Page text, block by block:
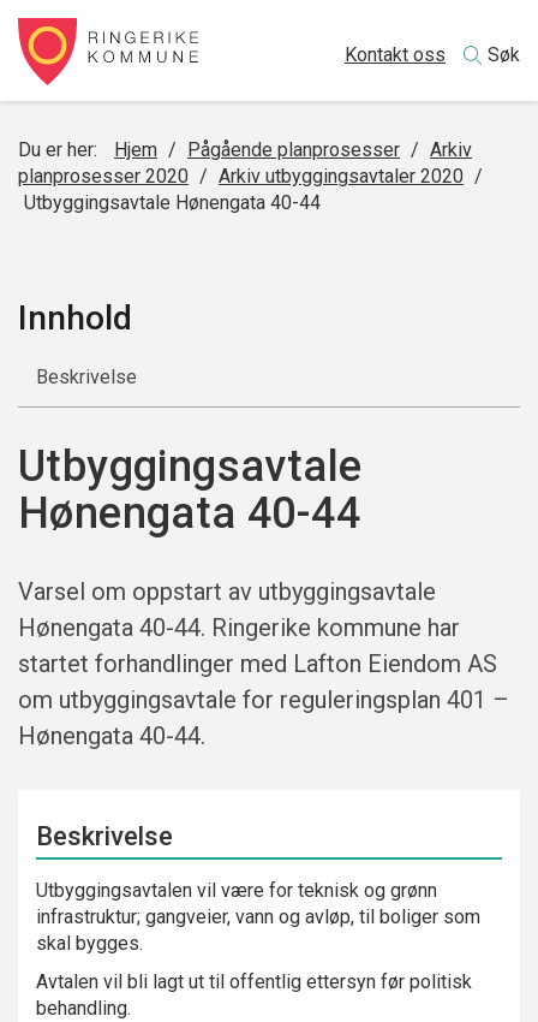
Kontakt oss Søk
Du er her: Hjem / Pågående planprosesser / Arkiv
planprosesser 2020 / Arkiv utbyggingsavtaler 2020 /
Utbyggingsavtale Hønengata 40-44
Innhold
Beskrivelse
Utbyggingsavtale
Hønengata 40-44
Varsel om oppstart av utbyggingsavtale
Hønengata 40-44. Ringerike kommune har
startet forhandlinger med Lafton Eiendom AS
om utbyggingsavtale for reguleringsplan 401 –
Hønengata 40-44.
Beskrivelse
Utbyggingsavtalen vil være for teknisk og grønn
infrastruktur; gangveier, vann og avløp, til boliger som
skal bygges.
Avtalen vil bli lagt ut til offentlig ettersyn før politisk
behandling.